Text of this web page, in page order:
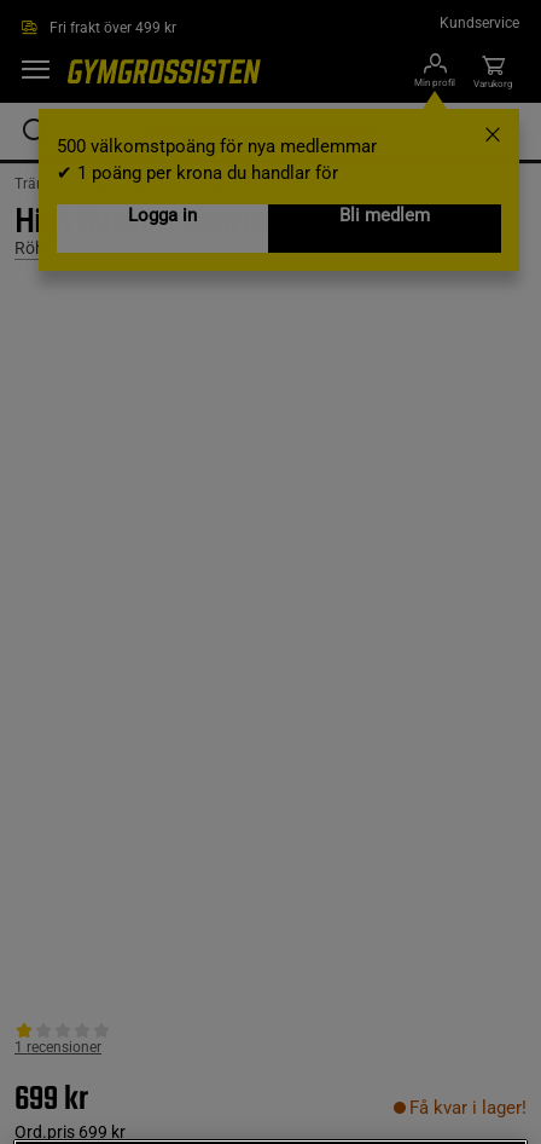
Fri frakt över 499 kr Kundservice
Min profil
500 välkomstpoäng för nya medlemmar
✔ 1 poäng per krona du handlar för
Logga in
Bli medlem
Varukorg
Träningskläder / Träningskläder Dam /Sport-BH
High Support Sportsbra, Black, 70C
Röhnisch
1 recensioner
699 kr
Ord.pris 699 kr
Få kvar i lager!